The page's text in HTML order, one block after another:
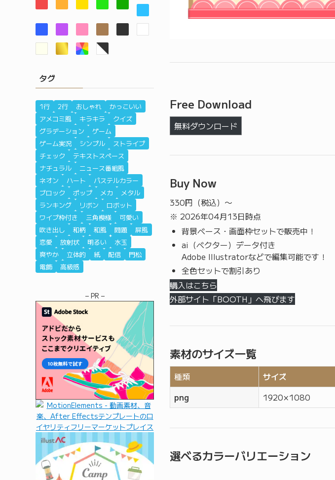
Free Download
無料ダウンロード
Buy Now
330円（税込）〜
※ 2026年04月13日時点
背景ベース・画面枠セットで販売中！
ai（ベクター）データ付き
Adobe Illustratorなどで編集可能です！
全色セットで割引あり
購入はこちら
外部サイト「BOOTH」へ飛びます
素材のサイズ一覧
種類 サイズ
png
1920 × 1080
選べるカラーバリエーション
タグ
1行 2行 おしゃれ
かっこいい
アメコミ風
キラキラ
クイズ
グラデーション
ゲーム
ゲーム実況
シンプル
ストライプ
チェック
テキストスペース
ナチュラル
ニュース番組風
ネオン
ハート
パステルカラー
ブロック
ポップ メカ
メタル
ランキング
リボン
ロボット
ワイプ枠付き
三角模様
可愛い
吹き出し
和柄 和風 問題
屏風
恋愛
放射状 明るい
水玉
爽やか
立体的 紙 配信
門松
電飾
高級感
– PR –